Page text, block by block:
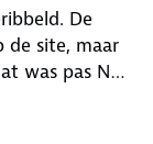
De
de site, maar
was pas NA
hadden